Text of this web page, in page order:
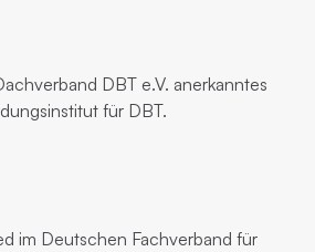
DBT e.V. anerkanntes
für DBT.
im Deutschen Fachverband für